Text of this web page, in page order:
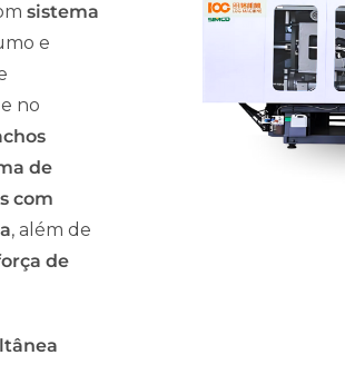
sistema
e
no
de
com
, além de
de